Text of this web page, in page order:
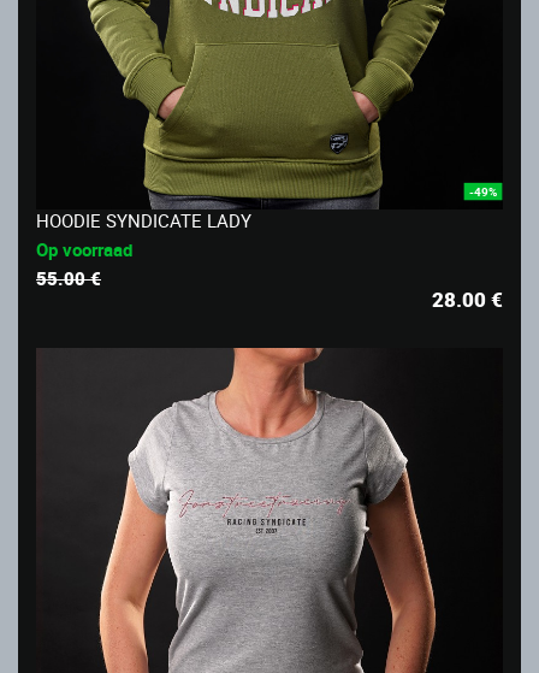
-49%
HOODIE SYNDICATE LADY
Op voorraad
55.00 €
28.00€